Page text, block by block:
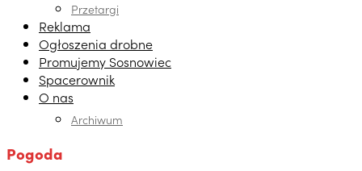
Przetargi
Reklama
Ogłoszenia drobne
Promujemy Sosnowiec
Spacerownik
O nas
Archiwum
Pogoda